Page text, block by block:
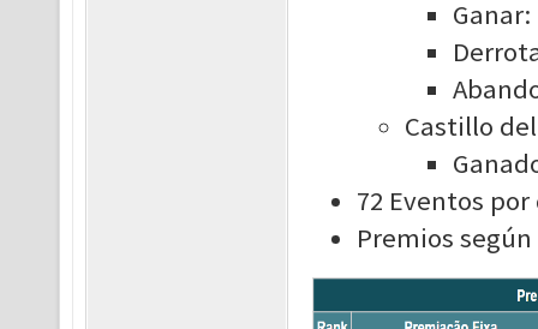
Castillo
72 Eventos por
Premios